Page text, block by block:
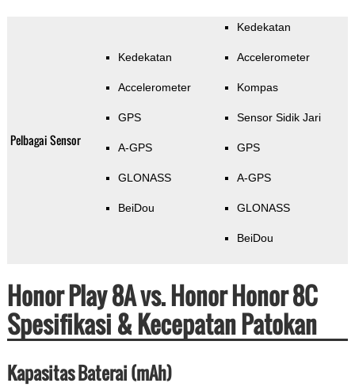
Pelbagai Sensor
Kedekatan
Accelerometer
GPS
A-GPS
GLONASS
BeiDou
Kedekatan
Accelerometer
Kompas
Sensor Sidik Jari
GPS
A-GPS
GLONASS
BeiDou
Honor Play 8A vs. Honor Honor 8C
Spesifikasi & Kecepatan Patokan
Kapasitas Baterai (mAh)